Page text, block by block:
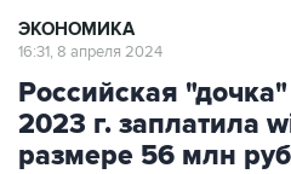
ЭКОНОМИКА
16:31, 8 апреля 2024
Российская
2023 г. заплатила
размере 56 млн